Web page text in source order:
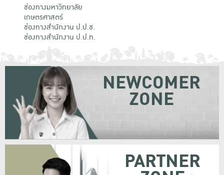
ช่องทางมหาวิทยาลัย
เกษตรศาสตร์
ช่องทางสำนักงาน ป.ป.ช.
ช่องทางสำนักงาน ป.ป.ท.
NEWCOMER
ZONE
PARTNER